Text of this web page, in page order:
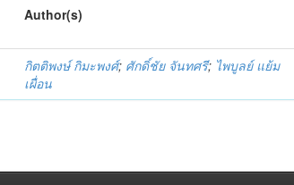
Author(s)
กิตติพงษ์ กิมะพงศ์; ศักดิ์ชัย จันทศรี; ไพบูลย์ แย้ม
เผื่อน